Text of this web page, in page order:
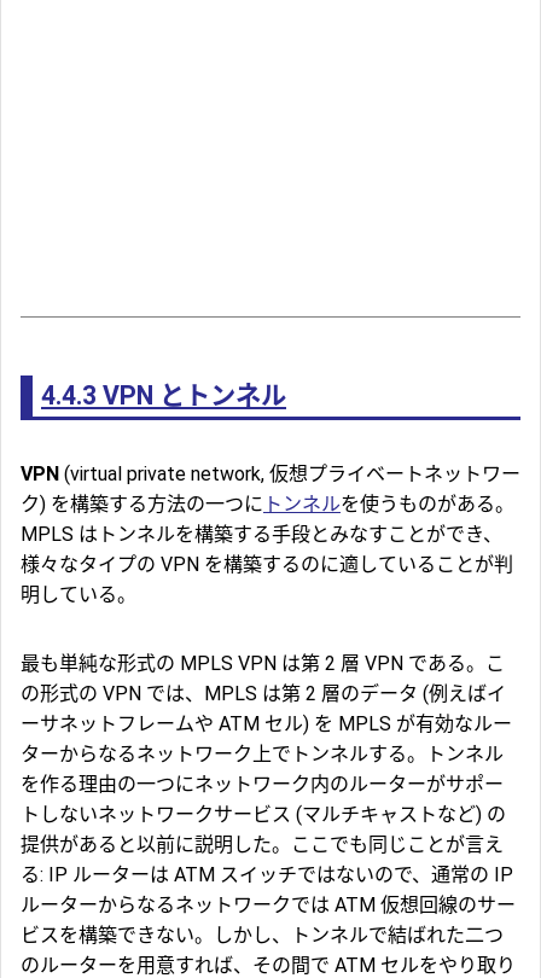
4.4.3 VPN とトンネル
VPN (virtual private network, 仮想プライベートネットワー
ク) を構築する方法の一つに トンネルを使うものがある。
MPLS はトンネルを構築する手段とみなすことができ、
様々なタイプの VPN を構築するのに適していることが判
明している。
最も単純な形式の MPLS VPN は第 2 層 VPN である。こ
の形式の VPN では、MPLS は第 2 層のデータ (例えばイ
ーサネットフレームや ATM セル) を MPLS が有効なルー
ターからなるネットワーク上でトンネルする。トンネル
を作る理由の一つにネットワーク内のルーターがサポー
トしないネットワークサービス (マルチキャストなど) の
提供があると以前に説明した。ここでも同じことが言え
る: IP ルーターは ATM スイッチではないので、通常の IP
ルーターからなるネットワークでは ATM 仮想回線のサー
ビスを構築できない。しかし、トンネルで結ばれた二つ
のルーターを用意すれば、その間で ATM セルをやり取り